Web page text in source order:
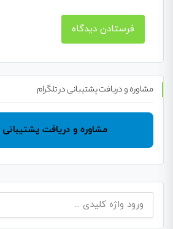
مشاوره و دریافت پشتیبانی در تلگرام
مشاوره و دریافت پشتیبانی
جستجو
برای: